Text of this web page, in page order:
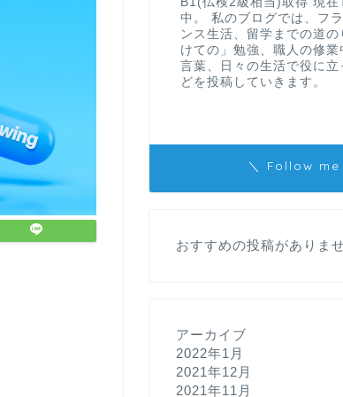
中。 私のブログでは、フ
ンス生活、留学までの道の
けての」勉強、職人の修業
言葉、日々の生活で役に立
どを投稿していきます。
＼ Follow me
おすすめの投稿がありま
アーカイブ
2022年1月
2021年12月
2021年11月